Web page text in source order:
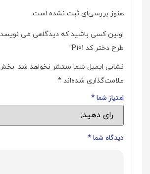
هنوز بررسی‌ای ثبت نشده است.
اولین کسی باشید که دیدگاهی می
طرح دختر کد P101”
نشانی ایمیل شما منتشر نخواهد شد.
علامت‌گذاری شده‌اند *
امتیاز شما*
دیدگاه شما*